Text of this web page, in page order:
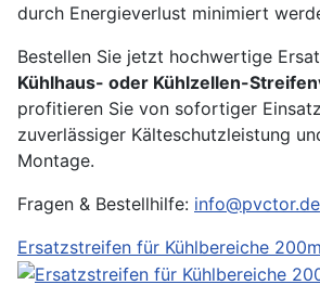
durch Energieverlust minimiert
Bestellen Sie jetzt hochwertige
Kühlhaus- oder Kühlzellen-
profitieren Sie von sofortiger
zuverlässiger Kälteschutzleistung
Montage.
Fragen & Bestellhilfe: info@pvctor.de
Ersatzstreifen für Kühlbereiche